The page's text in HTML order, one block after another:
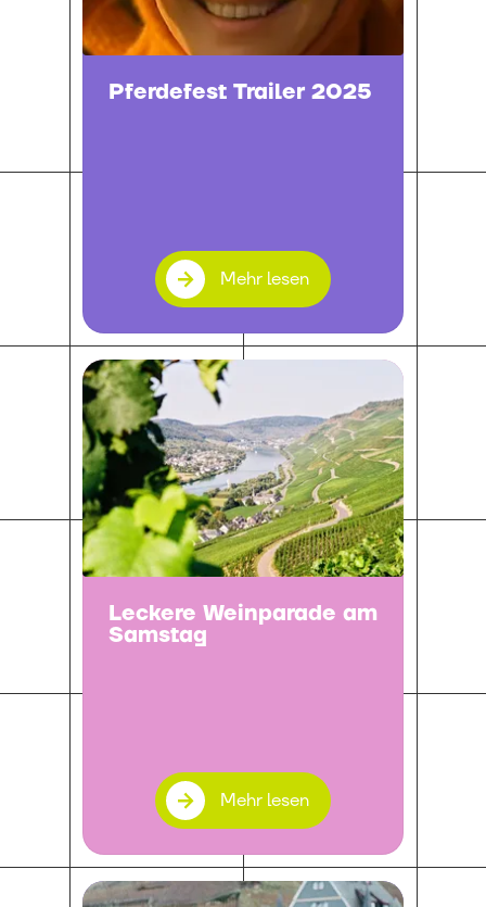
Pferdefest Trailer 2025
Mehr lesen
Leckere Weinparade am
Samstag
Mehr lesen